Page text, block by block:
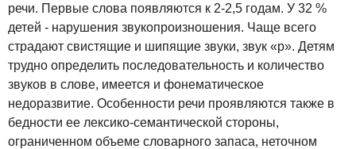
речи. Первые слова появляются к 2-2,5 годам. У 32 %
детей - нарушения звукопроизношения. Чаще всего
страдают свистящие и шипящие звуки, звук «р». Детям
трудно определить последовательность и количество
звуков в слове, имеется и фонематическое
недоразвитие. Особенности речи проявляются также в
бедности ее лексико-семантической стороны,
ограниченном объеме словарного запаса, неточном